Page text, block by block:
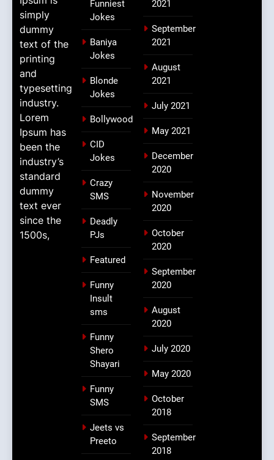
simply
dummy
text of the
printing
and
typesetting
industry.
Lorem
Ipsum has
been the
industry’s
standard
dummy
text ever
since the
1500s,
Funniest
Jokes
Baniya
Jokes
Blonde
Jokes
Bollywood
CID
Jokes
Crazy
SMS
Deadly
PJs
Featured
Funny
Insult
sms
Funny
Shero
Shayari
Funny
SMS
Jeets vs
Preeto
2021
September
2021
August
2021
July 2021
May 2021
December
2020
November
2020
October
2020
September
2020
August
2020
July 2020
May 2020
October
2018
September
2018